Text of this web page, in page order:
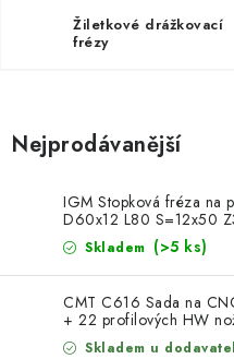
STROJE DO DÍLNY
NÁSTROJE PRO
NÁSTROJE PRO ŘEZÁNÍ
NÁSTROJE PRO FRÉZOVÁNÍ
NÁSTROJE PRO ŘEZÁNÍ
Žiletkové drážkovací
frézy
Nejprodávanější
IGM Stopková fréza na
D60x12 L80 S=12x50
Skladem (>5 ks)
CMT C616 Sada na
+ 22 profilových HW
Skladem u